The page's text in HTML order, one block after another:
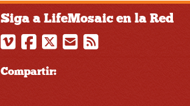
Siga a LifeMosaic en la Red
Compartir: